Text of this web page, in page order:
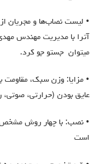
• لیست نصاب‌ها و مجریان از
آترا با مديريت مهندس
ميتوان جستو جو كرد.
• مزایا: وزن سبک، مقاومت
عایق بودن (حرارتی، صوتی،
• نصب: با چهار روش
است